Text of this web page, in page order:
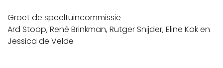
Groet de speeltuincommissie
Ard Stoop, René Brinkman, Rutger Snijder, Eline Kok en
Jessica de Velde